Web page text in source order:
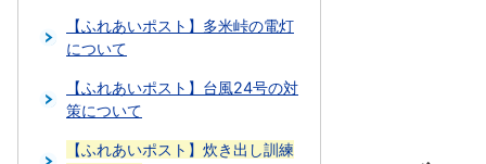
【ふれあいポスト】多米峠の電灯
について
【ふれあいポスト】台風24号の対
策について
【ふれあいポスト】炊き出し訓練